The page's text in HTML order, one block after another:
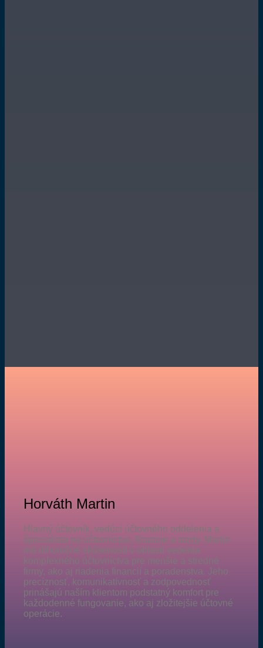
Horváth Martin
Hlavný účtovník, vedúci účtovného oddelenia a
špecialista na účtovníctvo, financie a mzdy. Martin
má dlhoročné skúsenosti v oblasti vedenia
komplexného účtovníctva pre menšie a stredné
firmy, ako aj riadenia financií a poradenstva. Jeho
precíznosť, komunikatívnosť a zodpovednosť
prinášajú naším klientom podstatný komfort pre
každodenné fungovanie, ako aj zložitejšie účtovné
operácie.